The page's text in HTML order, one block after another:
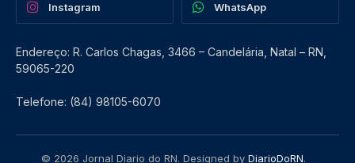
Instagram WhatsApp
Endereço: R. Carlos Chagas, 3466 – Candelária, Natal – RN,
59065-220
Telefone: (84) 98105-6070
© 2026 Jornal Diario do RN. Designed by DiarioDoRN.